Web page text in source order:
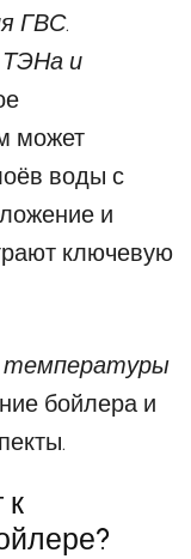
ГВС.
ТЭНа и
может
воды с
и
ключевую
бойлера и
к